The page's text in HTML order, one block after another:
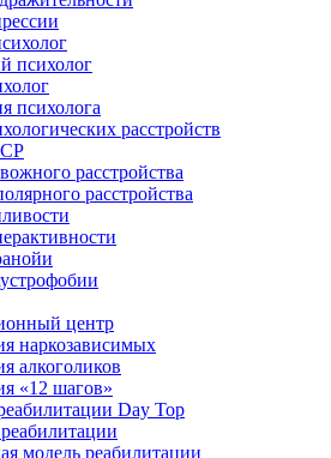
психолог
психолога
расстройств
расстройства
расстройства
центр
наркозависимых
алкоголиков
«12 шагов»
Day Top
модель реабилитации